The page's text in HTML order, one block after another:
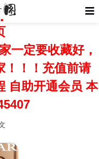
一定要收藏好，
！！！充值前请
自助开通会员 本